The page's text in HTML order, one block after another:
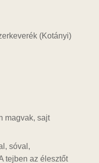
(Kotányi)
magvak, sajt
sóval,
tejben az élesztőt